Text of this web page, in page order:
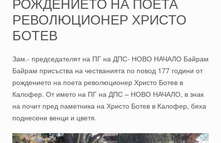
РЕВОЛЮЦИОНЕР ХРИСТО
БОТЕВ
Зам.- председателят на ПГ на ДПС- НОВО НАЧАЛО Байрам
Байрам присъства на честванията по повод 177 години от
рождението на поета революционер Христо Ботев в
Калофер. От името на ПГ на ДПС – НОВО НАЧАЛО, в знак
на почит пред паметника на Христо Ботев в Калофер, бяха
поднесени венци и цветя.